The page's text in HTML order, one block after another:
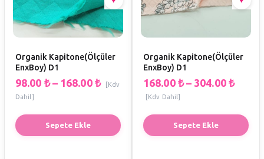
Sepete Ekle
Organik Kapitone(Ölçüler
EnxBoy) D1
98.00 ₺ – 168.00 ₺
[Kdv
Dahil]
Sepete Ekle
Organik Kapitone(Ölçüler
EnxBoy) D1
168.00 ₺ – 304.00 ₺
[Kdv Dahil]